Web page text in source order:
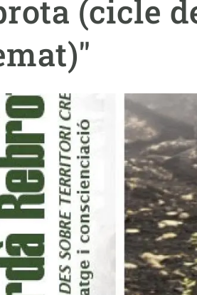
(cicle
coneixement
Funcionament dels
Observació de la terra
Temes transversals
Synthesis Actions